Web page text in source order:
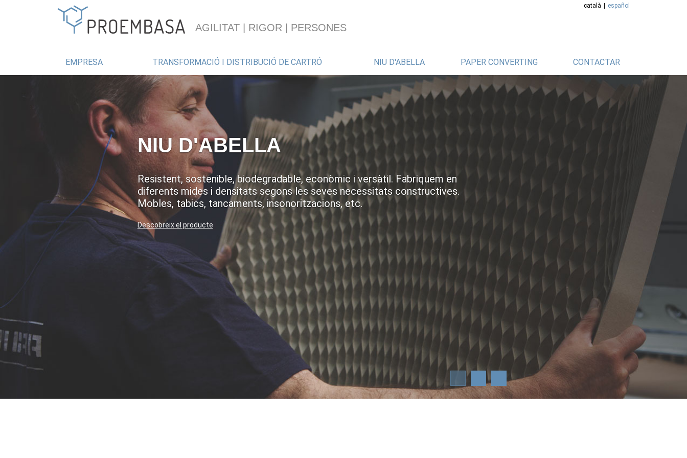
AGILITAT | RIGOR | PERSONES
català español
EMPRESA TRANSFORMACIÓ I DISTRIBUCIÓ DE CARTRÓ NIU D'ABELLA PAPER CONVERTING CONTACTAR
NIU D'ABELLA
Resistent, sostenible, biodegradable, econòmic i versàtil. Fabriquem en
diferents mides i densitats segons les seves necessitats constructives.
Mobles, tabics, tancaments, insonoritzacions, etc.
Descobreix el producte